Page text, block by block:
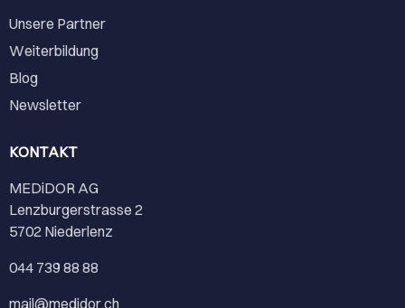
Unsere Partner
Weiterbildung
Blog
Newsletter
KONTAKT
MEDiDOR AG
Lenzburgerstrasse 2
5702 Niederlenz
044 739 88 88
mail@medidor.ch